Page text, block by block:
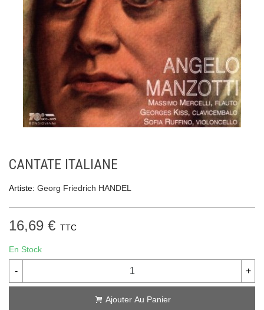
CANTATE ITALIANE
Artiste: Georg Friedrich HANDEL
16,69 € TTC
En Stock
- +
Ajouter Au Panier